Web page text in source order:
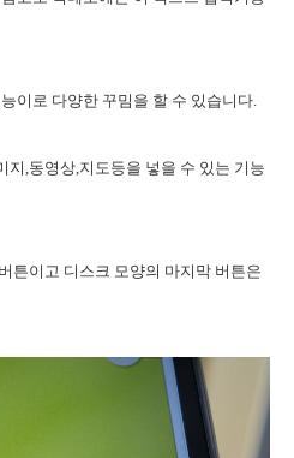
이로 다양한 꾸밈을 할 수 있습니다.
지,동영상,지도등을 넣을 수 있는 기능
튼이고 디스크 모양의 마지막 버튼은